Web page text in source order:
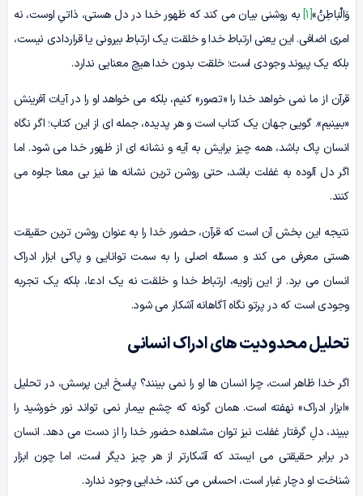
وَالْبَاطِنُ»[1] به روشنی بیان می کند که ظهور خدا در دل هستی، ذاتیِ اوست، نه
امری اضافی. این یعنی ارتباط خدا و خلقت یک ارتباط بیرونی یا قراردادی نیست،
بلکه یک پیوند وجودی است؛ خلقت بدون خدا هیچ معنایی ندارد.
قرآن از ما نمی خواهد خدا را «تصور» کنیم، بلکه می خواهد او را در آیات آفرینش
«ببینیم». گویی جهان یک کتاب است و هر پدیده، جمله ای از این کتاب؛ اگر نگاه
انسان پاک باشد، همه چیز برایش به آیه و نشانه ای از ظهور خدا می شود. اما
اگر دل آلوده به غفلت باشد، حتی روشن ترین نشانه ها نیز بی معنا جلوه می
کنند.
نتیجه این بخش آن است که قرآن، حضور خدا را به عنوان روشن ترین حقیقت
هستی معرفی می کند و مسئله اصلی را به سمت توانایی و پاکی ابزار ادراک
انسان می برد. از این زاویه، ارتباط خدا و خلقت نه یک ادعا، بلکه یک تجربه
وجودی است که در پرتو نگاه آگاهانه آشکار می شود.
تحلیل محدودیت های ادراک انسانی
اگر خدا ظاهر است، چرا انسان ها او را نمی بینند؟ پاسخ این پرسش، در تحلیل
«ابزار ادراک» نهفته است. همان گونه که چشمِ بیمار نمی تواند نور خورشید را
ببیند، دلِ گرفتار غفلت نیز توان مشاهده حضور خدا را از دست می دهد. انسان
در برابر حقیقتی می ایستد که آشکارتر از هر چیز دیگر است، اما چون ابزار
شناخت او دچار غبار است، احساس می کند، خدایی وجود ندارد.